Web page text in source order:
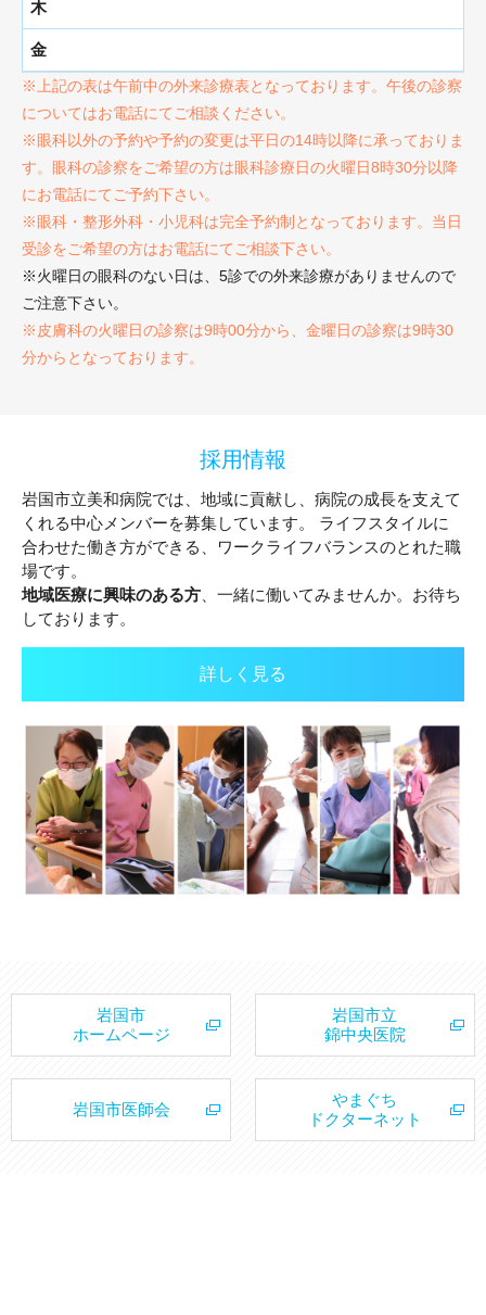
※上記の表は午前中の外来診療表となっております。午後の診察
についてはお電話にてご相談ください。
※眼科以外の予約や予約の変更は平日の14時以降に承っておりま
す。眼科の診察をご希望の方は眼科診療日の火曜日8時30分以降
にお電話にてご予約下さい。
※眼科・整形外科・小児科は完全予約制となっております。当日
受診をご希望の方はお電話にてご相談下さい。
※火曜日の眼科のない日は、5診での外来診療がありませんので
ご注意下さい。
※皮膚科の火曜日の診察は9時00分から、金曜日の診察は9時30
分からとなっております。
採用情報
岩国市立美和病院では、地域に貢献し、病院の成長を支えて
くれる中心メンバーを募集しています。
ライフスタイルに
合わせた働き方ができる、ワークライフバランスのとれた職
場です。
地域医療に興味のある方、一緒に働いてみませんか。お待ち
しております。
詳しく見る
岩国市
ホームページ
岩国市立
錦中央医院
岩国市医師会
やまぐち
ドクターネット